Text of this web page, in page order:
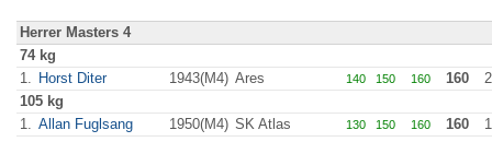
Herrer Masters 4
74 kg
1. Horst Diter 1943(M4) Ares 140 150 160 160
105 kg
1. Allan Fuglsang 1950(M4) SK Atlas 130 150 160 160